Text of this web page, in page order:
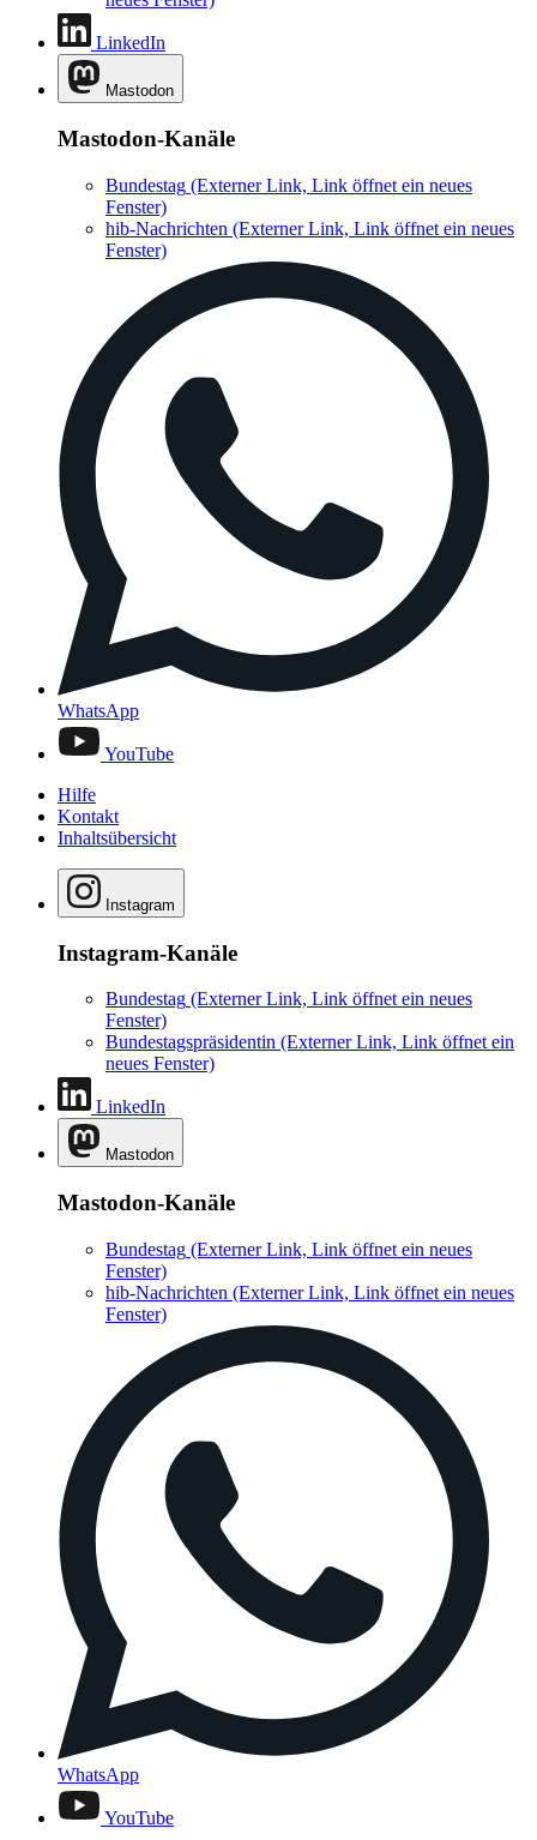
LinkedIn
Mastodon
Mastodon-Kanäle
Bundestag (Externer Link, Link öffnet ein neues
Fenster)
hib-Nachrichten (Externer Link, Link öffnet ein neues
Fenster)
WhatsApp
YouTube
Hilfe
Kontakt
Inhaltsübersicht
Instagram
Instagram-Kanäle
Bundestag (Externer Link, Link öffnet ein neues
Fenster)
Bundestagspräsidentin (Externer Link, Link öffnet ein
neues Fenster)
LinkedIn
Mastodon
Mastodon-Kanäle
Bundestag (Externer Link, Link öffnet ein neues
Fenster)
hib-Nachrichten (Externer Link, Link öffnet ein neues
Fenster)
WhatsApp
YouTube